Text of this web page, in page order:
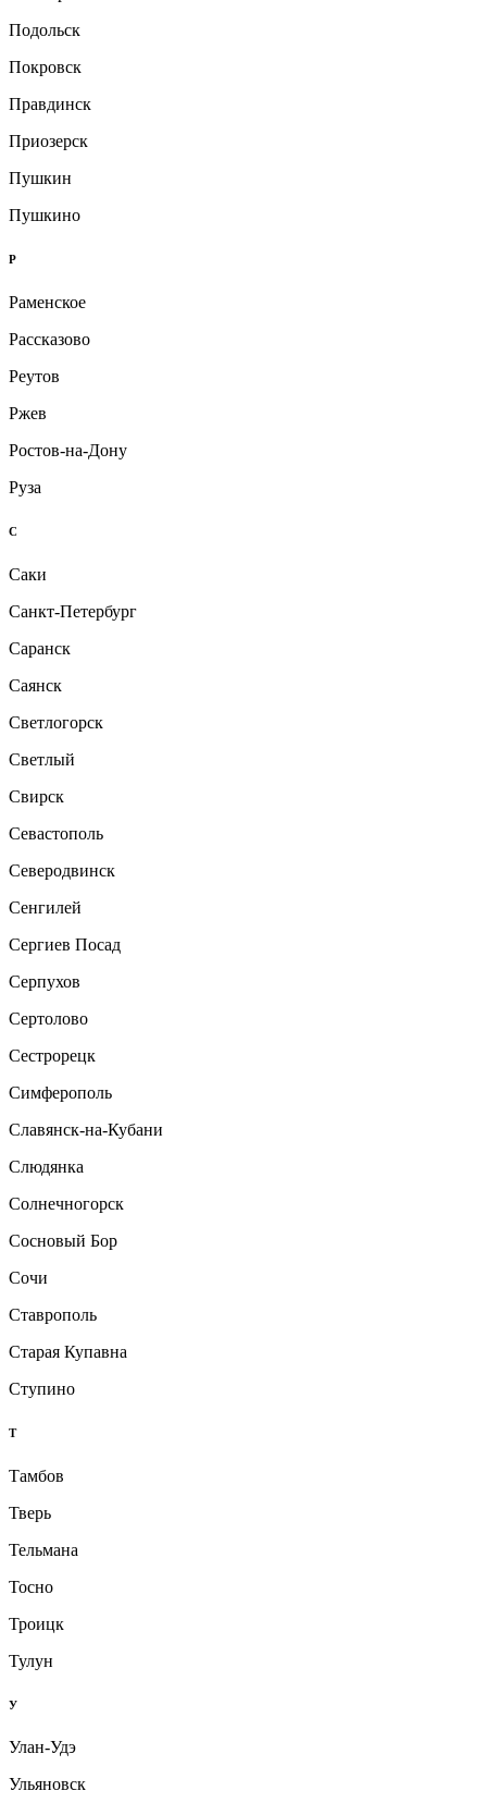
Подольск
Покровск
Правдинск
Приозерск
Пушкин
Пушкино
Р
Раменское
Рассказово
Реутов
Ржев
Ростов-на-Дону
Руза
С
Саки
Санкт-Петербург
Саранск
Саянск
Светлогорск
Светлый
Свирск
Севастополь
Северодвинск
Сенгилей
Сергиев Посад
Серпухов
Сертолово
Сестрорецк
Симферополь
Славянск-на-Кубани
Слюдянка
Солнечногорск
Сосновый Бор
Сочи
Ставрополь
Старая Купавна
Ступино
Т
Тамбов
Тверь
Тельмана
Тосно
Троицк
Тулун
У
Улан-Удэ
Ульяновск